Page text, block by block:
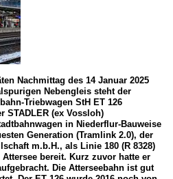
Nachmittag des 14 Januar 2025
Nebengleis steht der
Triebwagen StH ET 126
(ex Vossloh)
in Niederflur-Bauweise
Generation (Tramlink 2.0), der
m.b.H., als Linie 180 (R 8328)
bereit. Kurz zuvor hatte er
Die Atterseebahn ist gut